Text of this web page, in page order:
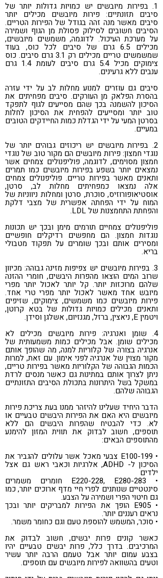
1. בפירות מיובשים יש כמויות גדולות יותר של
סיבים תזונתיים: פירות מיובשים מכילים יותר
סיבים מאשר מנה זהה בגודל של הפירות הטריים.
הסיבים חשובים לסילוק פסולת מן הגוף ושמירה
על מערכת העיכול. לדוגמה, משמשים מיובשים,
מכילים 6.5 גרם של סיבים לכל כוס, בעוד
שמשמשים טריים מכילים רק 3.1 גרם סיבים. כוס
צימוקים מכיל 5.4 גרם סיבים לעומת 1.4 גרם
ענבים ללא גרעינים.
סיבים גם עוזרים למנוע מחלות לב על ידי עזרה
בהסרת הפלאק מן העורקים. סיבים מפחיתים את
הסיכון להשמנה בכך שהם מסייעים לגוף לתפקד
טוב יותר ומסייעים להפחית את הסיכון לחלות
בסרטן המעי על ידי הגדלת כמות החיידקים הטובים
במעיים.
2. בפירות מיובשים יש ריכוזים גבוהים יותר של
נוגדי חמצון: פירות מיובשים הם מקור טוב של נוגדי
חמצון מסוימים, לדוגמה, פוליפנולים צמחים אשר
נמצאים יותר בשפע בפירות מיובשים כמו תמרים
ותאנים מאשר בפירות טריים. פוליפנולים צמחים
אלה נמצאו כמפחיתים מחלות לב, סרטן,
אוסטיאופורוזיס, סוכרת, סרטן ומחלות ניווניות של
המוח על ידי הפחתה אפשרית של מצבי דלקת
והפחתת התחמצנות של LDL.
פוליפנולים צמחיים תורמים מימן ובכך יש תכונות
נוגדות חמצון. הם מחפשים רדיקלים חופשיים
ומסירים אותם ובכך שומרים על תפקוד מטבולי
בריא.
3. בפירות מיובשים יש צפיפות מזינה גבוהה: מכיוון
שרוב המים הוצאו מהפרות היבשים, חומרי ההזנה
שלהם מרוכזות יותר. קל יותר לאכול יותר מפרי
מיובש אחד מאשר לאכול יותר מפרי טרי אחד.
פירות מיובשים כמו משמשים, צימוקים, שזיפים
ותאנים מכילים כמויות גדולות של בטא קרוטן,
ויטמין E, ניאצין, ברזל, מגנזיום, אשלגן וסידן.
4. שומן ואנרגיה: פירות מיובשים מכילים לא
מכילים שומן. אבל מכילים כמות משמעותית של
אנרגיה בצורה של קלוריות למנה, מה שהופך אותם
מקור מצוין של אנרגיה לפני אימון. עם זאת, למרות
הכמות הגבוהה של הקלוריות מאשר בפירות טריים,
ניתן לצרוך אותם במתינות גם כאשר מנסים לרדת
במשקל בשל היתרונות בתכולת הסיבים התזונתיים
הגבוהה שלהם.
הדבר היחיד שעלינו להיזהר ממנו בעת צריכת פירות
מיובשים היא האם את הפירות היבשים טבעיים או
לא. כדי להבטיח שהפרות היבשים הם ללא
תוספים, חשוב לבדוק את תווית המזון להימנע
מהתוספים הבאים:
• E100-199 צבעי מאכל אשר עלולים להגביר את
הסיכון ל- ADHD, אלרגיות וכאבי ראש גם אצל
ילדים
• E220-228, E280-283 חומרים משמרים
סינטטיים שנותנים לפרי חיי מדף ארוכים יותר, כמו
גם חיטוי הפרי ושמירה על הצבע.
• E905 הופך את הפירות למבריקים יותר ובכך
נראים רעננים יותר.
• סוכר, המשמש להוספת טעם וגם כחומר משמר.
כאשר קונים פרות יבשים, חשוב לבדוק את
המרכיבים. בדרך כלל, פרות יבשים טבעיים יהיו
בצבע עמום יותר אבל טעמם הרבה יותר עשיר
וטעים בהשוואה לפירות מיובשים עם תוספים.